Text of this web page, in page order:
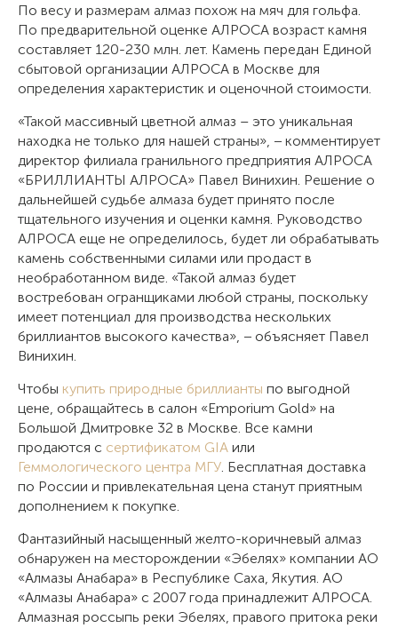
По весу и размерам алмаз похож на мяч для гольфа.
По предварительной оценке АЛРОСА возраст камня
составляет 120-230 млн. лет. Камень передан Единой
сбытовой организации АЛРОСА в Москве для
определения характеристик и оценочной стоимости.
«Такой массивный цветной алмаз – это уникальная
находка не только для нашей страны», − комментирует
директор филиала гранильного предприятия АЛРОСА
«БРИЛЛИАНТЫ АЛРОСА» Павел Винихин. Решение о
дальнейшей судьбе алмаза будет принято после
тщательного изучения и оценки камня. Руководство
АЛРОСА еще не определилось, будет ли обрабатывать
камень собственными силами или продаст в
необработанном виде. «Такой алмаз будет
востребован огранщиками любой страны, поскольку
имеет потенциал для производства нескольких
бриллиантов высокого качества», − объясняет Павел
Винихин.
Чтобы купить природные бриллианты по выгодной
цене, обращайтесь в салон «Emporium Gold» на
Большой Дмитровке 32 в Москве. Все камни
продаются с сертификатом GIA или
Геммологического центра МГУ. Бесплатная доставка
по России и привлекательная цена станут приятным
дополнением к покупке.
Фантазийный насыщенный желто-коричневый алмаз
обнаружен на месторождении «Эбелях» компании АО
«Алмазы Анабара» в Республике Саха, Якутия. АО
«Алмазы Анабара» с 2007 года принадлежит АЛРОСА.
Алмазная россыпь реки Эбелях, правого притока реки